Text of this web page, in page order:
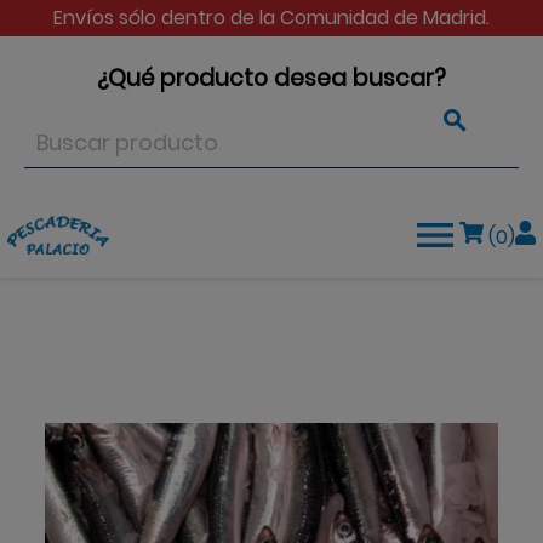
Envíos sólo dentro de la Comunidad de Madrid.
¿Qué producto desea buscar?

 (0)